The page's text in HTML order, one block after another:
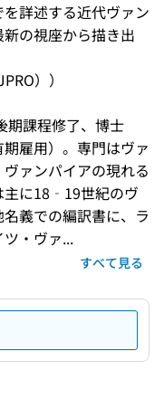
詳述する近代ヴァン
の視座から描き出
））
期課程修了、博士
期雇用）。専門はヴァ
ァンパイアの現れる
主に18‐19世紀のヴ
義での編訳書に、ラ
・ヴァ...
すべて見る